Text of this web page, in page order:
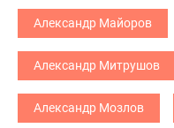
Александр Майоров
Александр Митрушов
Александр Мозлов